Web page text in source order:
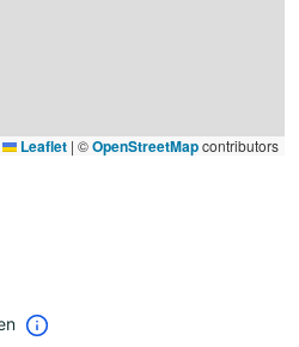
Leaflet | ©OpenStreetMapcontributors